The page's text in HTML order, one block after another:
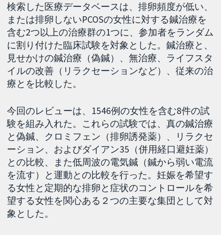
検索した医療データベースは、排卵頻度が低い、
または排卵しないPCOSの女性に対する鍼治療を
含む2つ以上の治療群の1つに、参加者をランダム
に割り付けた臨床試験を対象とした。鍼治療と、
見せかけの鍼治療（偽鍼）、無治療、ライフスタ
イルの改善（リラクセーションなど）、従来の治
療とを比較した。
今回のレビューは、1546例の女性を含む8件の試
験を組み入れた。これらの試験では、真の鍼治療
と偽鍼、クロミフェン（排卵誘発薬）、リラクセ
ーション、およびダイアン35（併用経口避妊薬）
との比較、また低周波の電気鍼（鍼から弱い電流
を流す）と運動との比較を行った。妊娠を希望す
る女性と定期的な排卵と症状のコントロールを希
望する女性を関心ある２つの主要な集団として対
象とした。